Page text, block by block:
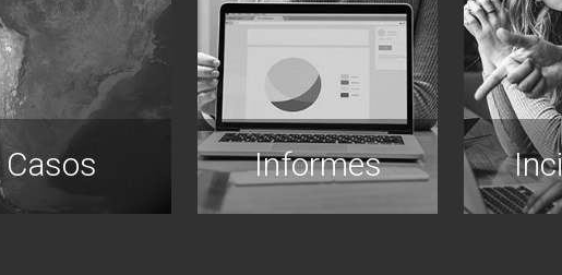
Casos Informes